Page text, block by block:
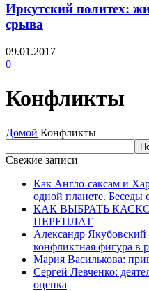
Иркутский политех:
срыва
09.01.2017
0
Конфликты
Домой Конфликты
Свежие записи
Как Англо-саксам и
одной планете. Беседы
КАК ВЫБРАТЬ
ПЕРЕПЛАТ
Александр
конфликтная фигура в
Мария Василькова:
Сергей Левченко:
оценка